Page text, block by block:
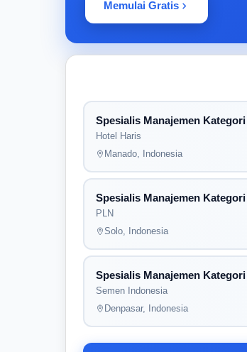
Memulai Gratis
Spesialis Manajemen Kategori
Hotel Haris
Manado, Indonesia
Spesialis Manajemen Kategori
PLN
Solo, Indonesia
Spesialis Manajemen Kategori
Semen Indonesia
Denpasar, Indonesia